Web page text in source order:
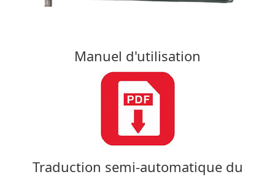
Manuel d'utilisation
Traduction semi-automatique du